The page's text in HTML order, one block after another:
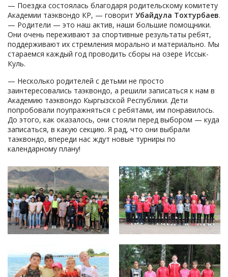
— Поездка состоялась благодаря родительскому комитету
Академии таэквондо КР, — говорит Убайдула Тохтурбаев.
— Родители — это наш актив, наши большие помощники.
Они очень переживают за спортивные результаты ребят,
поддерживают их стремления морально и материально. Мы
стараемся каждый год проводить сборы на озере Иссык-
Куль.
— Несколько родителей с детьми не просто
заинтересовались таэквондо, а решили записаться к нам в
Академию таэквондо Кыргызской Республики. Дети
попробовали поупражняться с ребятами, им понравилось.
До этого, как оказалось, они стояли перед выбором — куда
записаться, в какую секцию. Я рад, что они выбрали
таэквондо, впереди нас ждут новые турниры по
календарному плану!